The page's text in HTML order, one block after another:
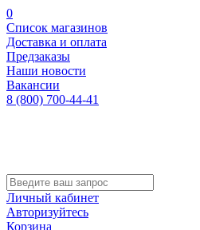
0
Список магазинов
Доставка и оплата
Предзаказы
Наши новости
Вакансии
8 (800) 700-44-41
Личный кабинет
Авторизуйтесь
Корзина